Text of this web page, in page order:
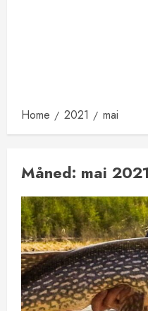
Home 2021 mai
Måned: mai 2021